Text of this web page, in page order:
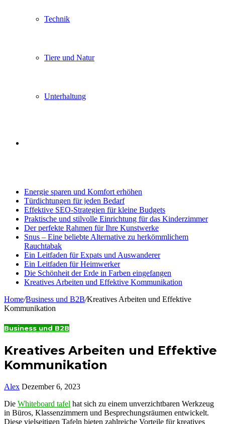
Technik
Tiere und Natur
Unterhaltung
Energie sparen und Komfort erhöhen
Türdichtungen für jeden Bedarf
Effektive SEO-Strategien für kleine Budgets
Praktische und stilvolle Einrichtung für das Kinderzimmer
Der perfekte Rahmen für Ihre Kunstwerke
Snus – Eine beliebte Alternative zu herkömmlichem
Rauchtabak
Ein Leitfaden für Expats und Auswanderer
Ein Leitfaden für Heimwerker
Die Schönheit der Erde in Farben eingefangen
Kreatives Arbeiten und Effektive Kommunikation
Home/Business und B2B/Kreatives Arbeiten und Effektive
Kommunikation
Business und B2B
Kreatives Arbeiten und Effektive
Kommunikation
Alex Dezember 6, 2023
Die Whiteboard tafel hat sich zu einem unverzichtbaren Werkzeug
in Büros, Klassenzimmern und Besprechungsräumen entwickelt.
Diese vielseitigen Tafeln bieten zahlreiche Vorteile für kreatives